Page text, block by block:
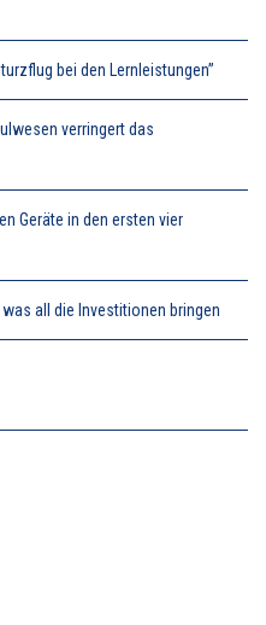
bei den Lernleistungen”
verringert das
Geräte in den ersten vier
all die Investitionen bringen